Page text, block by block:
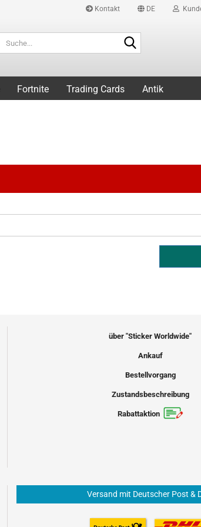
Kontakt DE
Fortnite Trading Cards Antik
über "Sticker Worldwide"
Ankauf
Bestellvorgang
Zustandsbeschreibung
Rabattaktion
Versand mit Deutscher Post &